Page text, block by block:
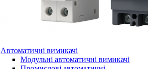
Автоматичні вимикачі
Модульні автоматичні вимикачі